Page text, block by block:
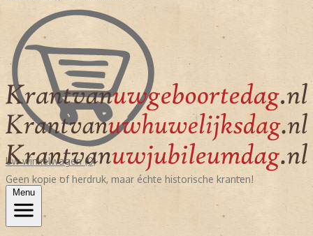
Uw winkelwagen (0)
Geen kopie of herdruk, maar échte historische kranten!
Menu